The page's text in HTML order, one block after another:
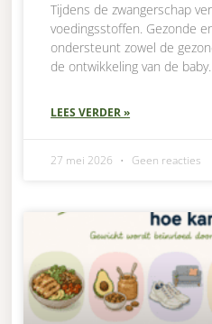
Tijdens de zwangerschap
voedingsstoffen. Gezonde
ondersteunt zowel de
de ontwikkeling van de baby.
LEES VERDER »
27 mei 2026 Geen reacties